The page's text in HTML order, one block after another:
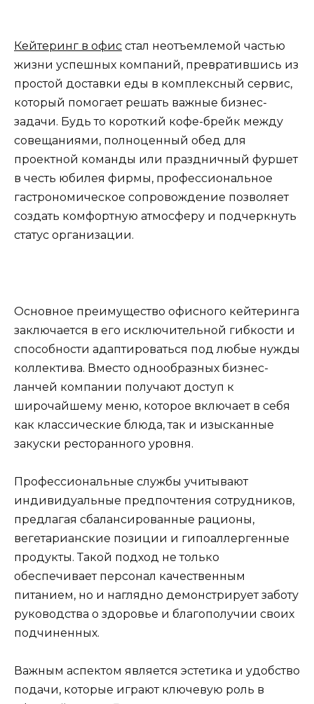
Кейтеринг в офис стал неотъемлемой частью
жизни успешных компаний, превратившись из
простой доставки еды в комплексный сервис,
который помогает решать важные бизнес-
задачи. Будь то короткий кофе-брейк между
совещаниями, полноценный обед для
проектной команды или праздничный фуршет
в честь юбилея фирмы, профессиональное
гастрономическое сопровождение позволяет
создать комфортную атмосферу и подчеркнуть
статус организации.
Основное преимущество офисного кейтеринга
заключается в его исключительной гибкости и
способности адаптироваться под любые нужды
коллектива. Вместо однообразных бизнес-
ланчей компании получают доступ к
широчайшему меню, которое включает в себя
как классические блюда, так и изысканные
закуски ресторанного уровня.
Профессиональные службы учитывают
индивидуальные предпочтения сотрудников,
предлагая сбалансированные рационы,
вегетарианские позиции и гипоаллергенные
продукты. Такой подход не только
обеспечивает персонал качественным
питанием, но и наглядно демонстрирует заботу
руководства о здоровье и благополучии своих
подчиненных.
Важным аспектом является эстетика и удобство
подачи, которые играют ключевую роль в